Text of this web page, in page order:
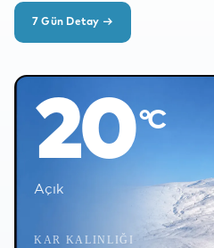
✻ 7 Gün Detay →
20°C
Açık
KAR KALINLIĞI